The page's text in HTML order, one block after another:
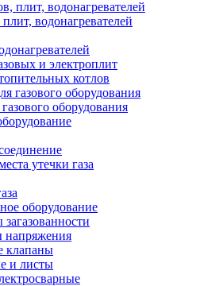
водонагревателей
и электроплит
котлов
оборудования
утечки газа
оборудование
напряжения
клапаны
и листы